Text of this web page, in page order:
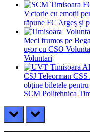
Victorie cu emoții
răpune FC Argeș și
Meci frumos pe
ușor cu CSO
Voluntari
CSJ Teleorman
obține biletele
SCM Politehnica
prev next